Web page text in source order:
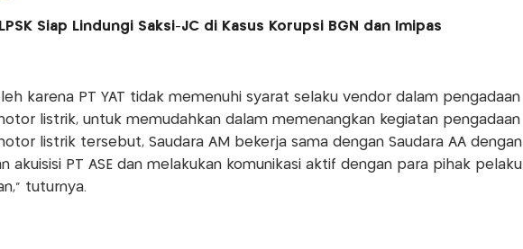
LPSK Siap Lindungi Saksi-JC di Kasus Korupsi BGN dan Imipas
karena PT YAT tidak memenuhi syarat selaku vendor dalam pengadaan
listrik, untuk memudahkan dalam memenangkan kegiatan pengadaan
listrik tersebut, Saudara AM bekerja sama dengan Saudara AA dengan
akuisisi PT ASE dan melakukan komunikasi aktif dengan para pihak pelaku
tuturnya.